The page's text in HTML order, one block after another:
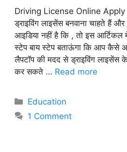
Driving License Online
ड्राइविंग लाइसेंस बनवाना चाहते हैं
आइडिया नहीं है कि , तो इस
स्टेप बाय स्टेप बताऊंगा कि आप कैसे
लैपटॉप की मदद से ड्राइविंग
कर सकते … Read more
Categories
Education
1 Comment